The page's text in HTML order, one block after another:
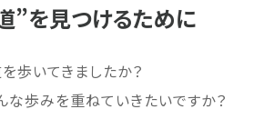
”を見つけるために
歩いてきましたか？
な歩みを重ねていきたいですか？